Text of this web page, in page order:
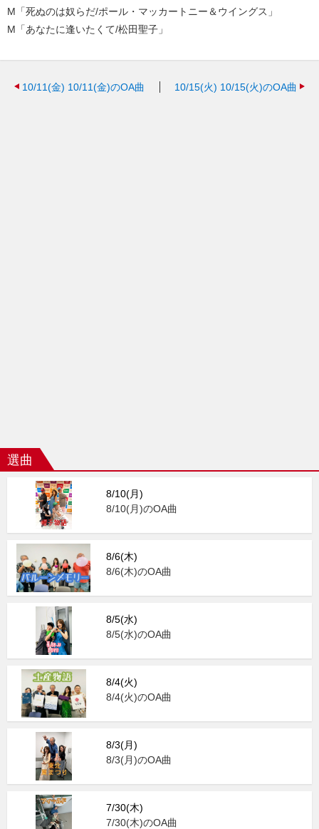
M「死ぬのは奴らだ/ポール・マッカートニー＆ウイングス」
M「あなたに逢いたくて/松田聖子」
10/11(金) 10/11(金)のOA曲 10/15(火) 10/15(火)のOA曲
選曲
8/10(月)
8/10(月)のOA曲
8/6(木)
8/6(木)のOA曲
8/5(水)
8/5(水)のOA曲
8/4(火)
8/4(火)のOA曲
8/3(月)
8/3(月)のOA曲
7/30(木)
7/30(木)のOA曲